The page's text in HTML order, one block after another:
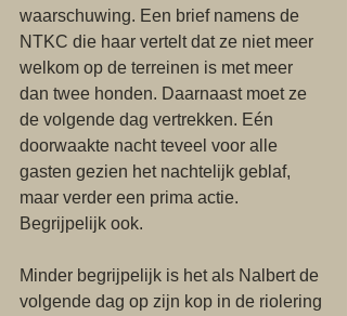
waarschuwing. Een brief namens de
NTKC die haar vertelt dat ze niet meer
welkom op de terreinen is met meer
dan twee honden. Daarnaast moet ze
de volgende dag vertrekken. Eén
doorwaakte nacht teveel voor alle
gasten gezien het nachtelijk geblaf,
maar verder een prima actie.
Begrijpelijk ook.
Minder begrijpelijk is het als Nalbert de
volgende dag op zijn kop in de riolering